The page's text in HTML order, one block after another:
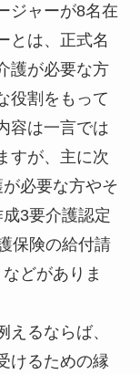
ジャーが8名在
とは、正式名
護が必要な方
役割をもって
容は一言では
すが、主に次
必要な方やそ
3要介護認定
保険の給付請
どがありま
るならば、
けるための縁